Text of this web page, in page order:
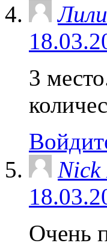
3
Nick
Очень